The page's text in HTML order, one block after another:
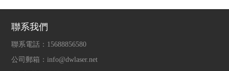
聯系我們
聯系電話： 15688856580
公司郵箱：info@dwlaser.net